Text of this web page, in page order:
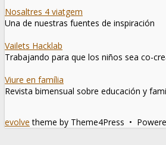
Nosaltres 4 viatgem
Una de nuestras fuentes de inspiración
Vailets Hacklab
Trabajando para que los niños sea co-
Viure en família
Revista bimensual sobre educación y
evolve theme by Theme4Press •